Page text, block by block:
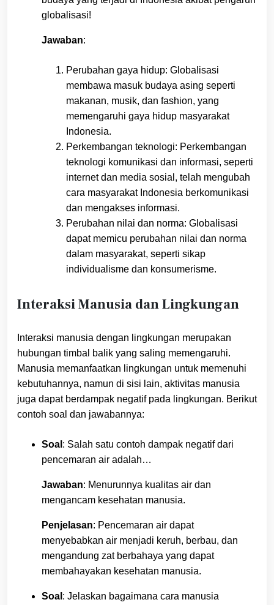
globalisasi!
Jawaban:
Perubahan gaya hidup: Globalisasi
membawa masuk budaya asing seperti
makanan, musik, dan fashion, yang
memengaruhi gaya hidup masyarakat
Indonesia.
Perkembangan teknologi: Perkembangan
teknologi komunikasi dan informasi, seperti
internet dan media sosial, telah mengubah
cara masyarakat Indonesia berkomunikasi
dan mengakses informasi.
Perubahan nilai dan norma: Globalisasi
dapat memicu perubahan nilai dan norma
dalam masyarakat, seperti sikap
individualisme dan konsumerisme.
Interaksi Manusia dan Lingkungan
Interaksi manusia dengan lingkungan merupakan
hubungan timbal balik yang saling memengaruhi.
Manusia memanfaatkan lingkungan untuk memenuhi
kebutuhannya, namun di sisi lain, aktivitas manusia
juga dapat berdampak negatif pada lingkungan. Berikut
contoh soal dan jawabannya:
Soal : Salah satu contoh dampak negatif dari
pencemaran air adalah…
Jawaban: Menurunnya kualitas air dan
mengancam kesehatan manusia.
Penjelasan: Pencemaran air dapat
menyebabkan air menjadi keruh, berbau, dan
mengandung zat berbahaya yang dapat
membahayakan kesehatan manusia.
Soal : Jelaskan bagaimana cara manusia